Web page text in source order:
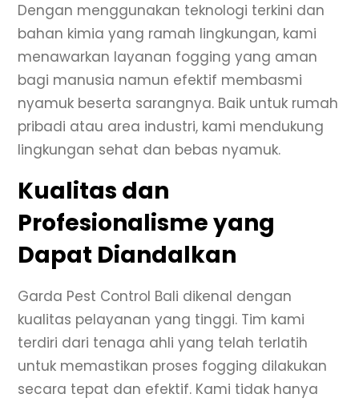
Dengan menggunakan teknologi terkini dan
bahan kimia yang ramah lingkungan, kami
menawarkan layanan fogging yang aman
bagi manusia namun efektif membasmi
nyamuk beserta sarangnya. Baik untuk rumah
pribadi atau area industri, kami mendukung
lingkungan sehat dan bebas nyamuk.
Kualitas dan
Profesionalisme yang
Dapat Diandalkan
Garda Pest Control Bali dikenal dengan
kualitas pelayanan yang tinggi. Tim kami
terdiri dari tenaga ahli yang telah terlatih
untuk memastikan proses fogging dilakukan
secara tepat dan efektif. Kami tidak hanya